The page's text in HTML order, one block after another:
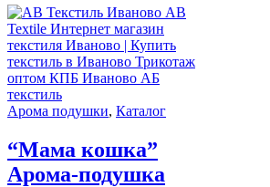
Арома подушки, Каталог
“Мама кошка”
Арома-подушка